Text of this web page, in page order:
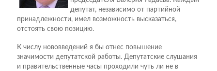
депутат, независимо от партийной
принадлежности, имел возможность высказаться,
отстоять свою позицию.
К числу нововведений я бы отнес повышение
значимости депутатской работы. Депутатские слушания
и правительственные часы проходили чуть ли не в